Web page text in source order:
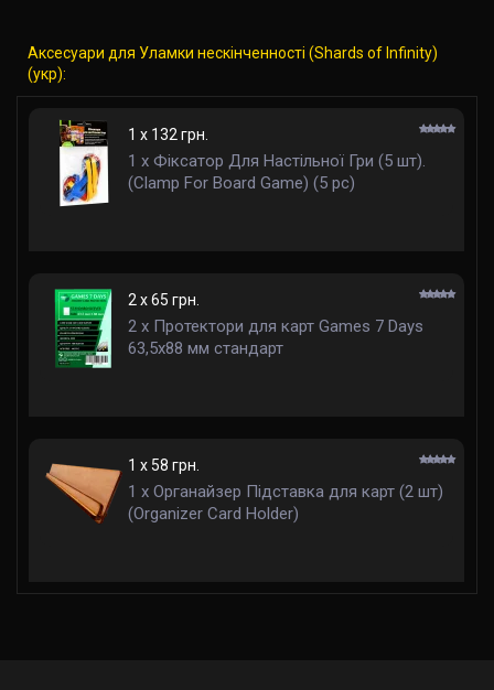
Аксесуари для Уламки нескінченності (Shards of Infinity)
(укр):
1 x 132 грн.
1 x Фіксатор Для Настільної Гри (5 шт).
(Clamp For Board Game) (5 pc)
2 x 65 грн.
2 x Протектори для карт Games 7 Days
63,5x88 мм стандарт
1 x 58 грн.
1 x Органайзер Підставка для карт (2 шт)
(Organizer Card Holder)